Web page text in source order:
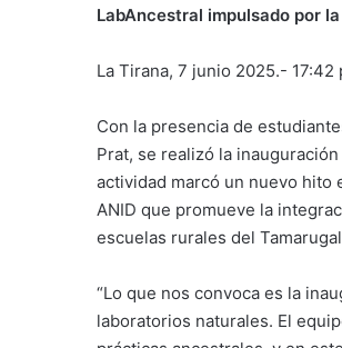
LabAncestral impulsado por
La Tirana, 7 junio 2025.- 17:42
Con la presencia de
Prat, se realizó la
actividad marcó un nuevo hito
ANID que promueve la
escuelas rurales del
“Lo que nos convoca es la
laboratorios naturales. El